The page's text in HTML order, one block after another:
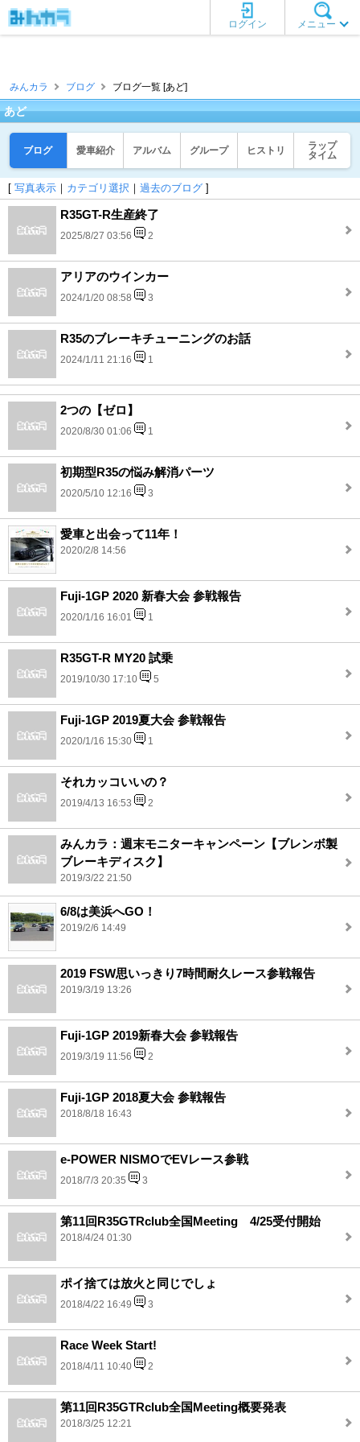
メニュー
ログイン
みんカラ ブログ ブログ一覧 [あど]
あど
ブログ 愛車紹介 アルバム グループ ヒストリ
ラップ
タイム
[ 写真表示 ｜ カテゴリ選択 ｜ 過去のブログ ]
R35GT-R生産終了
2025/8/27 03:56 2
アリアのウインカー
2024/1/20 08:58 3
R35のブレーキチューニングのお話
2024/1/11 21:16 1
2つの【ゼロ】
2020/8/30 01:06 1
初期型R35の悩み解消パーツ
2020/5/10 12:16 3
愛車と出会って11年！
2020/2/8 14:56
Fuji-1GP 2020 新春大会 参戦報告
2020/1/16 16:01 1
R35GT-R MY20 試乗
2019/10/30 17:10 5
Fuji-1GP 2019夏大会 参戦報告
2020/1/16 15:30 1
それカッコいいの？
2019/4/13 16:53 2
みんカラ：週末モニターキャンペーン【ブレンボ製
ブレーキディスク】
2019/3/22 21:50
6/8は美浜へGO！
2019/2/6 14:49
2019 FSW思いっきり7時間耐久レース参戦報告
2019/3/19 13:26
Fuji-1GP 2019新春大会 参戦報告
2019/3/19 11:56 2
Fuji-1GP 2018夏大会 参戦報告
2018/8/18 16:43
e-POWER NISMOでEVレース参戦
2018/7/3 20:35 3
第11回R35GTRclub全国Meeting 4/25受付開始
2018/4/24 01:30
ポイ捨ては放火と同じでしょ
2018/4/22 16:49 3
Race Week Start!
2018/4/11 10:40 2
第11回R35GTRclub全国Meeting概要発表
2018/3/25 12:21